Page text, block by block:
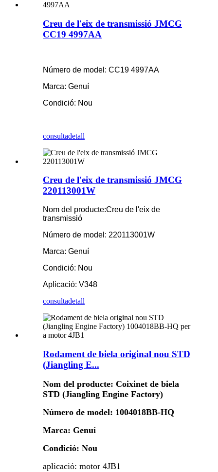
Creu de l'eix de transmissió JMCG
CC19 4997AA
Número de model: CC19 4997AA
Marca: Genuí
Condició: Nou
consultadetall
Creu de l'eix de transmissió JMCG
220113001W
Nom del producte:Creu de l'eix de
transmissió
Número de model: 220113001W
Marca: Genuí
Condició: Nou
Aplicació: V348
consultadetall
Rodament de biela original nou STD
(Jiangling E...
Nom del producte: Coixinet de biela
STD (Jiangling Engine Factory)
Número de model: 1004018BB-HQ
Marca: Genuí
Condició: Nou
aplicació: motor 4JB1